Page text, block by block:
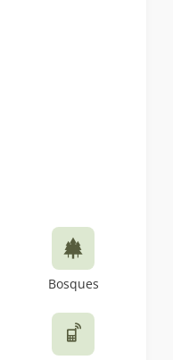
Bosques